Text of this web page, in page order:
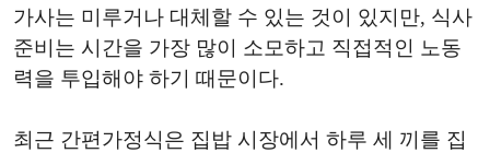
가사는 미루거나 대체할 수 있는 것이 있지만, 식사
준비는 시간을 가장 많이 소모하고 직접적인 노동
력을 투입해야 하기 때문이다.
최근 간편가정식은 집밥 시장에서 하루 세 끼를 집